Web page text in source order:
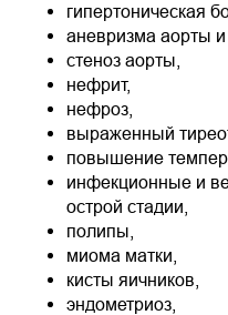
гипертоническая
аневризма аорты и
стеноз аорты,
нефрит,
нефроз,
выраженный
повышение
инфекционные и
острой стадии,
полипы,
миома матки,
кисты яичников,
эндометриоз,